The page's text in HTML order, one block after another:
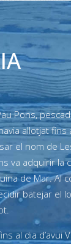
Pons,
allotjat
el nom de
va adquirir la
de Mar. Al
batejar el
al dia d’avui